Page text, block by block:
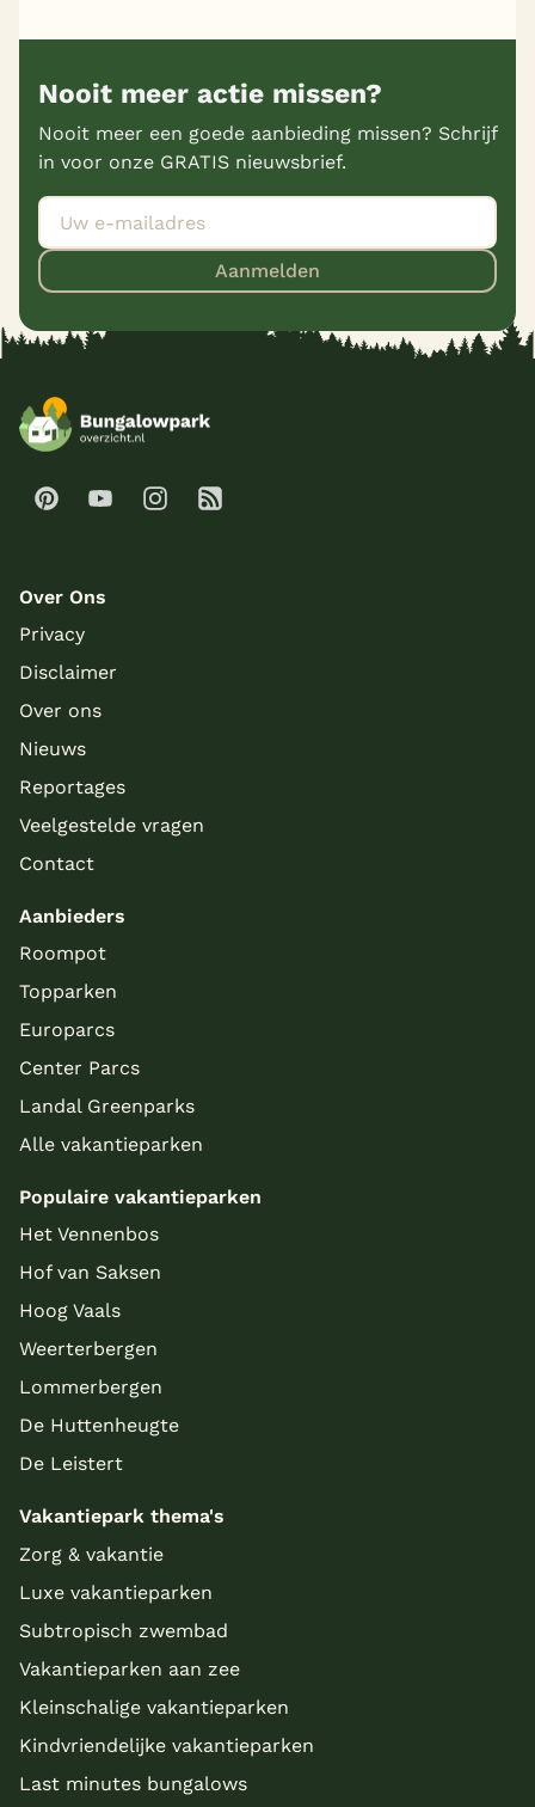
Nooit meer actie missen?
Nooit meer een goede aanbieding missen? Schrijf
in voor onze GRATIS nieuwsbrief.
Aanmelden
Over Ons
Privacy
Disclaimer
Over ons
Nieuws
Reportages
Veelgestelde vragen
Contact
Aanbieders
Roompot
Topparken
Europarcs
Center Parcs
Landal Greenparks
Alle vakantieparken
Populaire vakantieparken
Het Vennenbos
Hof van Saksen
Hoog Vaals
Weerterbergen
Lommerbergen
De Huttenheugte
De Leistert
Vakantiepark thema's
Zorg & vakantie
Luxe vakantieparken
Subtropisch zwembad
Vakantieparken aan zee
Kleinschalige vakantieparken
Kindvriendelijke vakantieparken
Last minutes bungalows